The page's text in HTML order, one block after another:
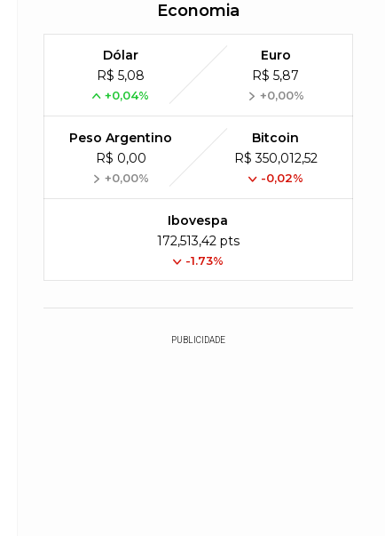
Economia
Dólar
R$ 5,08
+0,04%
Euro
R$ 5,87
+0,00%
Peso Argentino
R$ 0,00
+0,00%
Bitcoin
R$ 350,012,52
-0,02%
Ibovespa
172,513,42 pts
-1.73%
PUBLICIDADE